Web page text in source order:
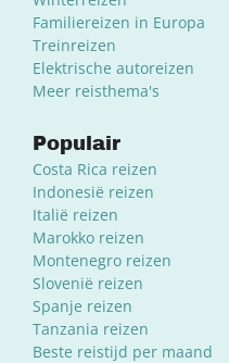
Familiereizen in Europa
Treinreizen
Elektrische autoreizen
Meer reisthema's
Populair
Costa Rica reizen
Indonesië reizen
Italië reizen
Marokko reizen
Montenegro reizen
Slovenië reizen
Spanje reizen
Tanzania reizen
Beste reistijd per maand